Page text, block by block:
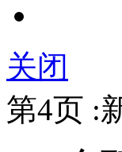
关闭
第4页 :